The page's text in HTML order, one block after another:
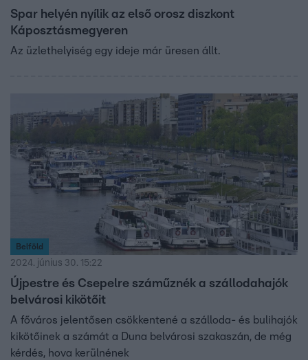
Spar helyén nyílik az első orosz diszkont
Káposztásmegyeren
Az üzlethelyiség egy ideje már üresen állt.
Belföld
2024. június 30. 15:22
Újpestre és Csepelre száműznék a szállodahajók
belvárosi kikötőit
A főváros jelentősen csökkentené a szálloda- és bulihajók
kikötőinek a számát a Duna belvárosi szakaszán, de még
kérdés, hova kerülnének